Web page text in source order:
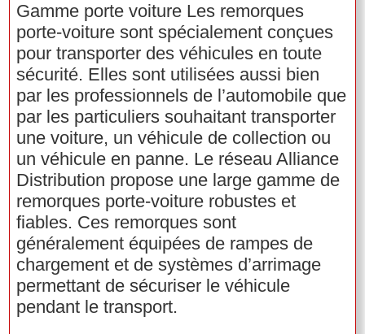
Gamme porte voiture Les remorques
porte-voiture sont spécialement conçues
pour transporter des véhicules en toute
sécurité. Elles sont utilisées aussi bien
par les professionnels de l’automobile que
par les particuliers souhaitant transporter
une voiture, un véhicule de collection ou
un véhicule en panne. Le réseau Alliance
Distribution propose une large gamme de
remorques porte-voiture robustes et
fiables. Ces remorques sont
généralement équipées de rampes de
chargement et de systèmes d’arrimage
permettant de sécuriser le véhicule
pendant le transport.